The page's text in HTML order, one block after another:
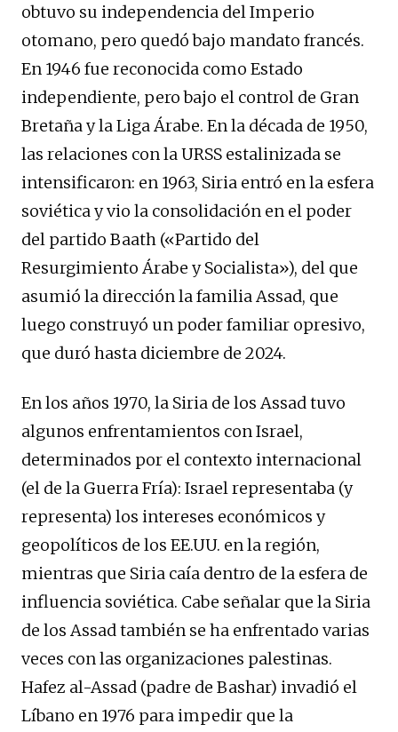
obtuvo su independencia del Imperio
otomano, pero quedó bajo mandato francés.
En 1946 fue reconocida como Estado
independiente, pero bajo el control de Gran
Bretaña y la Liga Árabe. En la década de 1950,
las relaciones con la URSS estalinizada se
intensificaron: en 1963, Siria entró en la esfera
soviética y vio la consolidación en el poder
del partido Baath («Partido del
Resurgimiento Árabe y Socialista»), del que
asumió la dirección la familia Assad, que
luego construyó un poder familiar opresivo,
que duró hasta diciembre de 2024.
En los años 1970, la Siria de los Assad tuvo
algunos enfrentamientos con Israel,
determinados por el contexto internacional
(el de la Guerra Fría): Israel representaba (y
representa) los intereses económicos y
geopolíticos de los EE.UU. en la región,
mientras que Siria caía dentro de la esfera de
influencia soviética. Cabe señalar que la Siria
de los Assad también se ha enfrentado varias
veces con las organizaciones palestinas.
Hafez al-Assad (padre de Bashar) invadió el
Líbano en 1976 para impedir que la